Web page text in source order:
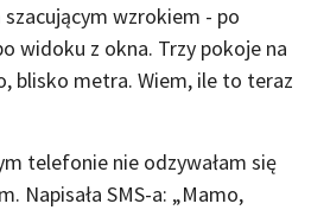
wzrokiem - po
widoku z okna. Trzy pokoje na
blisko metra. Wiem, ile to teraz
telefonie nie odzywałam się
Napisała SMS-a: „Mamo,